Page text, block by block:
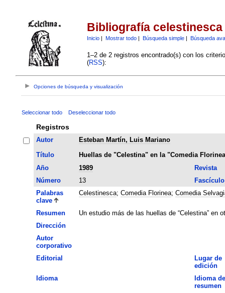
Bibliografía celestinesca
Inicio| Mostrar todo| Búsqueda simple| Búsqueda
1–2 de 2 registros encontrado(s) con los
(RSS):
Opciones de búsqueda y visualización
Seleccionar todo Deseleccionar todo
Registros
Autor
Esteban Martín, Luis Mariano
Título
Huellas de "Celestina" en la "Comedia
Año
1989
Revista
Número
13
Fascículo
Palabras
clave
Celestinesca; Comedia Florinea; Comedia
Resumen
Un estudio más de las huellas de “Celestina” en
Dirección
Autor
corporativo
Editorial
Lugar de
edición
Idioma
Idioma
resumen